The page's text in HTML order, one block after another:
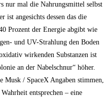
nur mal die Nahrungsmittel selbst
ist angesichts dessen das die
Prozent der Energie abgibt wie
und UV-Strahlung den Boden
wirkenden Substanzen ist
an der Nabelschnur“ höher.
Musk / SpaceX Angaben stimmen,
entsprechen – eine